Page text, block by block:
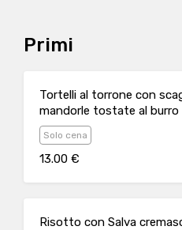
Primi
Tortelli al torrone con
mandorle tostate al
Solo cena
13.00 €
Risotto con Salva